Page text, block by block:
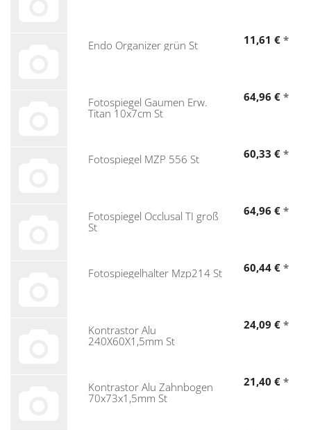
Endo Organizer grün St 11,61 € *
Fotospiegel Gaumen Erw.
Titan 10x7cm St
64,96 € *
Fotospiegel MZP 556 St 60,33 € *
Fotospiegel Occlusal TI groß
St
64,96 € *
Fotospiegelhalter Mzp214 St 60,44 € *
Kontrastor Alu
240X60X1,5mm St
24,09 € *
Kontrastor Alu Zahnbogen
70x73x1,5mm St
21,40 € *